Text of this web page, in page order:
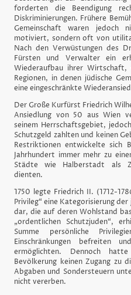
forderten die Beendigung
Diskriminierungen. Frühere
Gemeinschaft waren jedoch
motiviert, sondern oft von
Nach den Verwüstungen des
Fürsten und Verwalter ein
Wiederaufbau ihrer
Regionen, in denen jüdische
eine eingeschränkte
Der Große Kurfürst Friedrich
Ansiedlung von 50 aus Wien
seinem Herrschaftsgebiet,
Schutzgeld zahlten und keinen
Restriktionen entwickelte sich
Jahrhundert immer mehr zu
Städte wie Halberstadt als
dienten.
1750 legte Friedrich II. (1712-
Privileg“ eine Kategorisierung
dar, die auf deren Wohlstand
„ordentlichen Schutzjuden“,
Summe persönliche
Einschränkungen befreiten
ermöglichten. Dennoch
Bevölkerung keinen Zugang zu
Abgaben und Sondersteuern
nicht vererben.